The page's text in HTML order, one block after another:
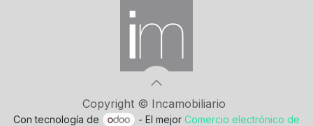
Copyright © Incamobiliario
Con tecnología de - El mejorComercio electrónico de